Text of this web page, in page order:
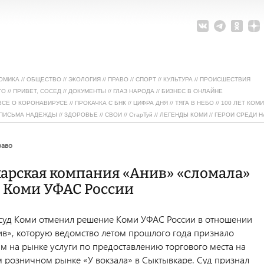
// ОБЩЕСТВО // ЭКОЛОГИЯ // ПРАВО // СПОРТ // КУЛЬТУРА // ПРОИСШЕСТВИЯ
// ПРИВЕТ, СОСЕД // ДОКУМЕНТЫ // ГЛАЗ НАРОДА // БИЗНЕС В ОНЛАЙНЕ
О КОРОНАВИРУСЕ // ПРОКАЧКА С БНК // ЦИФРА ДНЯ // ТЯГА В НЕБО // 100 ЛЕТ КОМИ
НАДЕЖДЫ // ЗДОРОВЬЕ // СВОИ // СтарТуй // ЛЕГЕНДЫ КОМИ // ГЕРОИ СРЕДИ
компания «Анив» «сломала»
УФАС России
Коми отменил решение Коми УФАС России в отношении
которую ведомство летом прошлого года признало
рынке услуги по предоставлению торгового места на
розничном рынке «У вокзала» в Сыктывкаре. Суд признал